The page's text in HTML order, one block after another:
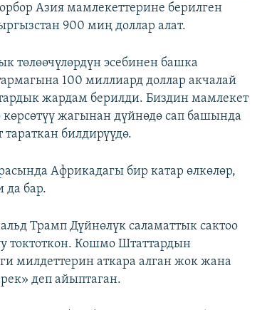
Азия мамлекеттерине берилген
900 миң доллар алат.
төлөөчүлөрдүн эсебинен башка
100 миллиард доллар акчалай
жардам берилди. Биздин мамлекет
көрсөтүү жагынан дүйнөдө сап башында
билдирүүдө.
Африкадагы бир катар өлкөлөр,
да бар.
Трамп Дүйнөлүк саламаттык сактоо
токтоткон. Кошмо Штаттардын
милдеттерин аткара алган жок жана
деп айыптаган.